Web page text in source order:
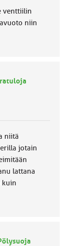
venttiilin
niin
niitä
jotain
lattana
kuin